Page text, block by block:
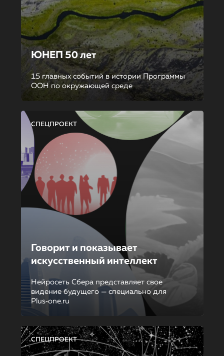
ЮНЕП 50 лет
15 главных событий в истории Программы
ООН по окружающей среде
СПЕЦПРОЕКТ
Говорит и показывает
искусственный интеллект
Нейросеть Сбера представляет свое
видение будущего — специально для
Plus‑one.ru
СПЕЦПРОЕКТ